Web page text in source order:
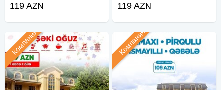
119 AZN 119 AZN
Компания Компания